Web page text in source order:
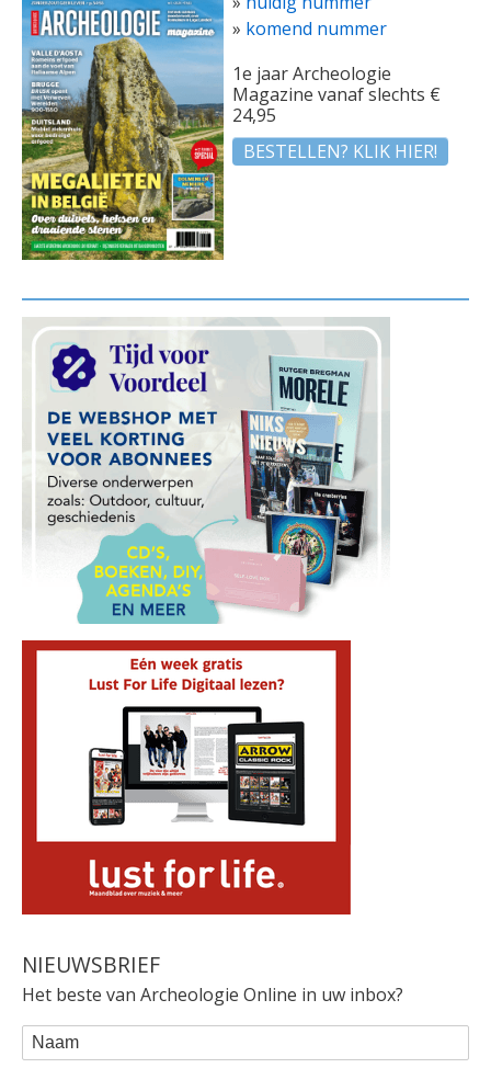
» komend nummer
1e jaar Archeologie
Magazine vanaf slechts €
24,95
BESTELLEN? KLIK HIER!
NIEUWSBRIEF
Het beste van Archeologie Online in uw inbox?
WEBFORM
Naam